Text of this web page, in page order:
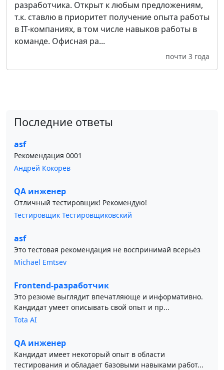
разработчика. Открыт к любым предложениям,
т.к. ставлю в приоритет получение опыта работы
в IT-компаниях, в том числе навыков работы в
команде. Офисная ра...
почти 3 года
Последние ответы
asf
Рекомендация 0001
Андрей Кокорев
QA инженер
Отличный тестировщик! Рекомендую!
Тестировщик Тестировщиковский
asf
Это тестовая рекомендация не воспринимай всерьёз
Michael Emtsev
Frontend-разработчик
Это резюме выглядит впечатляюще и информативно.
Кандидат умеет описывать свой опыт и пр...
Tota AI
QA инженер
Кандидат имеет некоторый опыт в области
тестирования и обладает базовыми навыками работ...